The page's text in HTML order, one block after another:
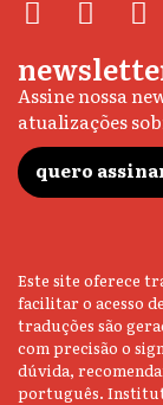
Assine nossa
atualizações
quero
Este site oferece
facilitar o acesso
traduções são
com precisão o
dúvida,
português.